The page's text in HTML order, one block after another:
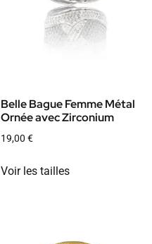
Belle Bague Femme Métal
Ornée avec Zirconium
19,00 €
Voir les tailles